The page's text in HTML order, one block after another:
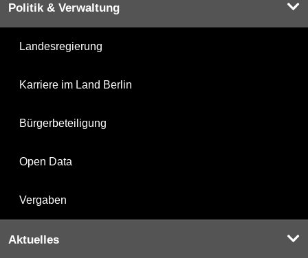
Politik & Verwaltung
Landesregierung
Karriere im Land Berlin
Bürgerbeteiligung
Open Data
Vergaben
Aktuelles